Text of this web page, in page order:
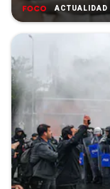
ACTUALIDAD